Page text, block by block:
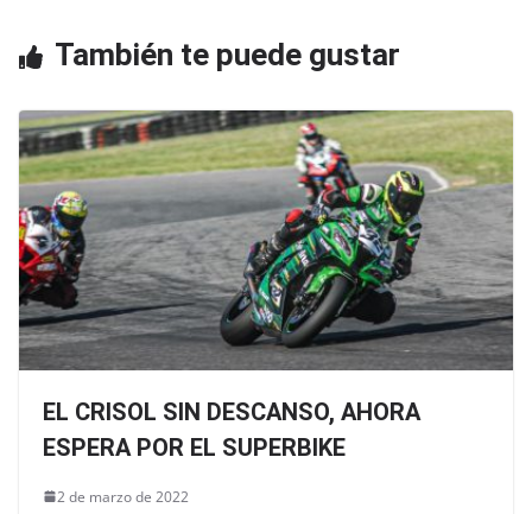
También te puede gustar
EL CRISOL SIN DESCANSO, AHORA
ESPERA POR EL SUPERBIKE
2 de marzo de 2022